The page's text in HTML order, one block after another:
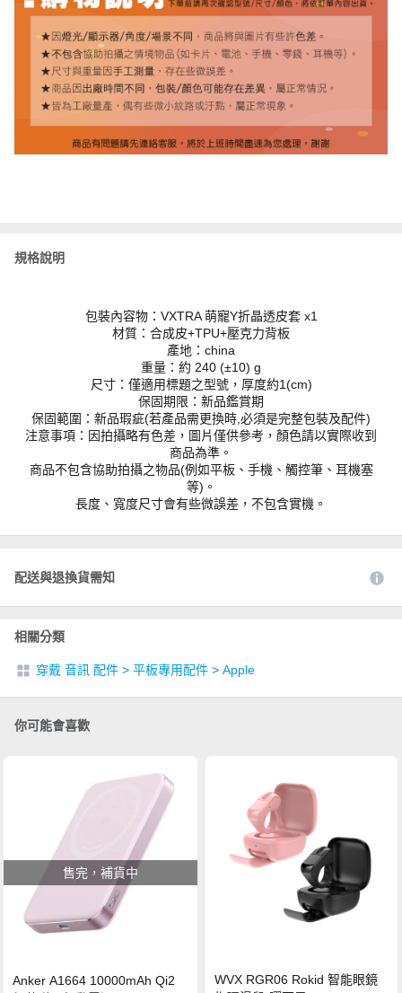
規格說明
包裝內容物：VXTRA 萌寵Y折晶透皮套 x1
材質：合成皮+TPU+壓克力背板
產地：china
重量：約 240 (±10) g
尺寸：僅適用標題之型號，厚度約1(cm)
保固期限：新品鑑賞期
保固範圍：新品瑕疵(若產品需更換時,必須是完整包裝及配件)
注意事項：因拍攝略有色差，圖片僅供參考，顏色請以實際收到
商品為準。
商品不包含協助拍攝之物品(例如平板、手機、觸控筆、耳機塞
等)。
長度、寬度尺寸會有些微誤差，不包含實機。
配送與退換貨需知
相關分類
穿戴 音訊 配件 > 平板專用配件 > Apple
你可能會喜歡
售完，補貨中
Anker A1664 10000mAh Qi2
WVX RGR06 Rokid 智能眼鏡